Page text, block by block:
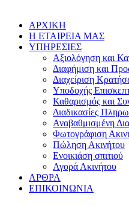
ΑΡΧΙΚΗ
Η ΕΤΑΙΡΕΙΑ ΜΑΣ
ΥΠΗΡΕΣΙΕΣ
Αξιολόγηση και
Διαφήμιση και
Διαχείριση
Υποδοχής
Καθαρισμός και
Διαδικασίες
Αναβαθμισμένη
Φωτογράφιση
Πώληση Ακινήτου
Ενοικιάση σπιτιού
Αγορά Ακινήτου
ΑΡΘΡΑ
ΕΠΙΚΟΙΝΩΝΙΑ